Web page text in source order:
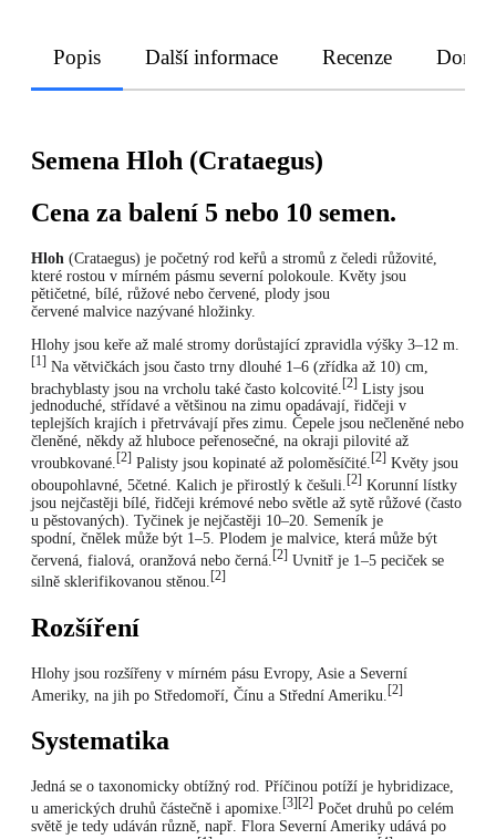
Popis Další informace Recenze
Semena Hloh (Crataegus)
Cena za balení 5 nebo 10 semen.
Hloh (Crataegus) je početný rod keřů a stromů z čeledi růžovité,
které rostou v mírném pásmu severní polokoule. Květy jsou
pětičetné, bílé, růžové nebo červené, plody jsou
červené malvice nazývané hložinky.
Hlohy jsou keře až malé stromy dorůstající zpravidla výšky 3–12 m.
[1] Na větvičkách jsou často trny dlouhé 1–6 (zřídka až 10) cm,
brachyblasty jsou na vrcholu také často kolcovité. [2] Listy jsou
jednoduché, střídavé a většinou na zimu opadávají, řidčeji v
teplejších krajích i přetrvávají přes zimu. Čepele jsou nečleněné nebo
členěné, někdy až hluboce peřenosečné, na okraji pilovité až
vroubkované.
[2] Palisty jsou kopinaté až poloměsíčité. [2]
Květy jsou
oboupohlavné, 5četné. Kalich je přirostlý k češuli. [2] Korunní lístky
jsou nejčastěji bílé, řidčeji krémové nebo světle až sytě růžové (často
u pěstovaných). Tyčinek je nejčastěji 10–20. Semeník je
spodní, čnělek může být 1–5. Plodem je malvice, která může být
červená, fialová, oranžová nebo černá. [2] Uvnitř je 1–5 peciček se
silně sklerifikovanou stěnou.
[2]
Rozšíření
Hlohy jsou rozšířeny v mírném pásu Evropy, Asie a Severní
Ameriky, na jih po Středomoří, Čínu a Střední Ameriku. [2]
Systematika
Jedná se o taxonomicky obtížný rod. Příčinou potíží je hybridizace,
u amerických druhů částečně i apomixe.
[3] [2]
Počet druhů po celém
světě je tedy udáván různě, např. Flora Severní Ameriky udává po